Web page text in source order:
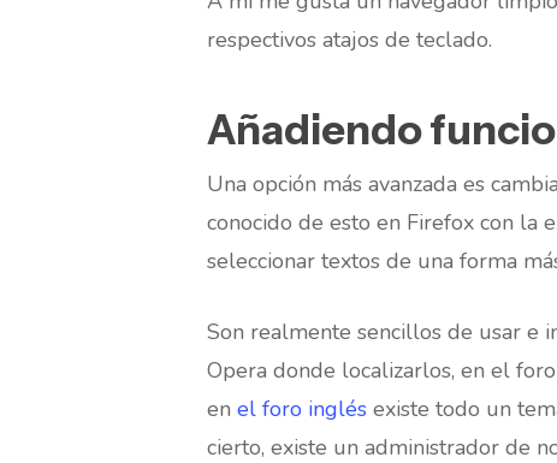
respectivos atajos de teclado.
Añadiendo
Una opción más avanzada es
conocido de esto en Firefox con la
seleccionar textos de una forma
Son realmente sencillos de usar e
Opera donde localizarlos, en el
en el foro inglés existe todo un
cierto, existe un administrador de